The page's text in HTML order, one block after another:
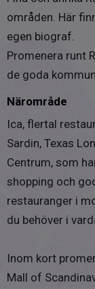
1995- Stambyte
Föreningen
annat planeras
(kontrollerat
Parkering
Föreningen
Parkering sker i
Tv och
Kabel-Tv
av den boende.
kr/mån.
områden. Här
egen biograf.
Promenera runt
de goda
Närområde
Ica, flertal
Sardin, Texas
Centrum, som
shopping och
restauranger i
du behöver i
Inom kort
Mall of